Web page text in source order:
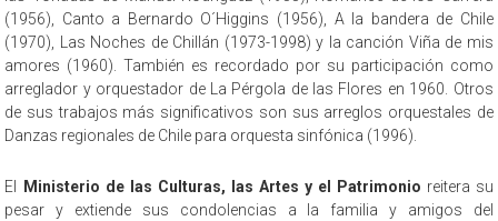
(1956), Canto a Bernardo O´Higgins (1956), A la bandera de Chile
(1970), Las Noches de Chillán (1973-1998) y la canción Viña de mis
amores (1960). También es recordado por su participación como
arreglador y orquestador de La Pérgola de las Flores en 1960. Otros
de sus trabajos más significativos son sus arreglos orquestales de
Danzas regionales de Chile para orquesta sinfónica (1996).
El Ministerio de las Culturas, las Artes y el Patrimonio reitera su
pesar y extiende sus condolencias a la familia y amigos del